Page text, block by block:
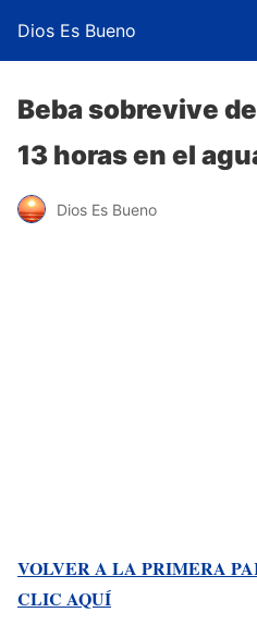
Dios Es Bueno
Beba sobrevive
13 horas en el
Dios Es Bueno
VOLVER A LA PRIMERA
CLIC AQUÍ